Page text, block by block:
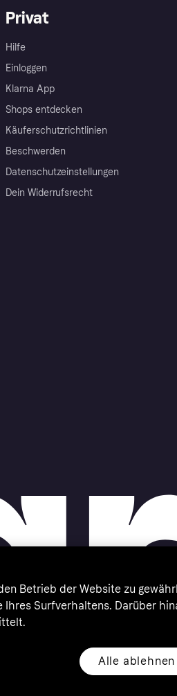
Privat
Hilfe
Einloggen
Klarna App
Shops entdecken
Käuferschutzrichtlinien
Beschwerden
Datenschutzeinstellungen
Dein Widerrufsrecht
Sveavägen 46, 111 34
Betrieb der Website zu
Ihres Surfverhaltens. Darüber
Alle ablehnen